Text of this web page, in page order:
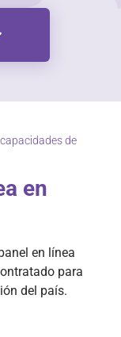
de
en
en línea
para
del país.